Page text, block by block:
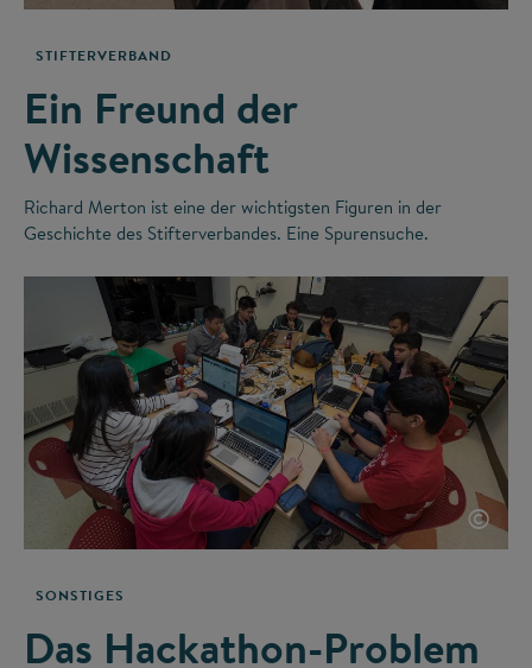
STIFTERVERBAND
Ein Freund der
Wissenschaft
Richard Merton ist eine der wichtigsten Figuren in der
Geschichte des Stifterverbandes. Eine Spurensuche.
©
SONSTIGES
Das Hackathon-Problem